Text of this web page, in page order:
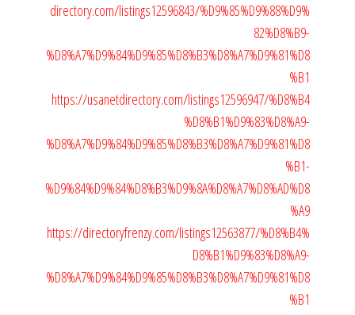
directory.com/listings12596843/%D9%85%D9%88%D9%
82%D8%B9-
%D8%A7%D9%84%D9%85%D8%B3%D8%A7%D9%81%D8
%B1
https://usanetdirectory.com/listings12596947/%D8%B4
%D8%B1%D9%83%D8%A9-
%D8%A7%D9%84%D9%85%D8%B3%D8%A7%D9%81%D8
%B1-
%D9%84%D9%84%D8%B3%D9%8A%D8%A7%D8%AD%D8
%A9
https://directoryfrenzy.com/listings12563877/%D8%B4%
D8%B1%D9%83%D8%A9-
%D8%A7%D9%84%D9%85%D8%B3%D8%A7%D9%81%D8
%B1